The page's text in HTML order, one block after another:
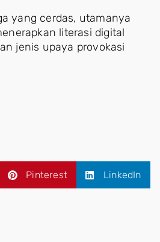
yang cerdas, utamanya
literasi digital
jenis upaya provokasi
Pinterest LinkedIn